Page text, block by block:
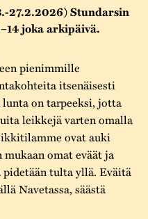
Vaellusreitti
Saavutettavuus
Kestävä kehitys
Turvallisuus
Yhteystiedot
Varaa tilat
Jarl Hemmer
Rakennukset
Museokokoelmat
Museopedagogiikka
Käsityö
Projektit
YSTÄVÄT
Vuosikertomukset
Vuoden Gunnar
27.2.2026) Stundarsin
joka arkipäivä.
pienimmille
itsenäisesti
on tarpeeksi, jotta
leikkejä varten omalla
ovat auki
omat eväät ja
tulta yllä. Eväitä
Navetassa, säästä